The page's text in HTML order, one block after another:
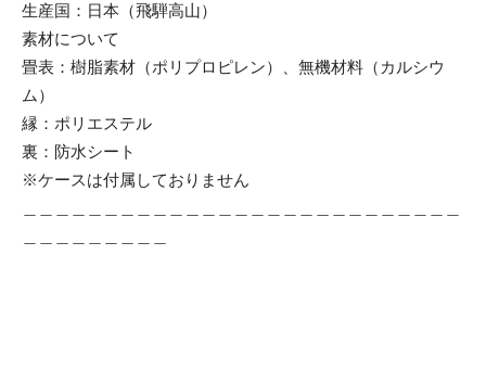
生産国：日本（飛騨高山）
素材について
畳表：樹脂素材（ポリプロピレン）、無機材料（カルシウ
ム）
縁：ポリエステル
裏：防水シート
※ケースは付属しておりません